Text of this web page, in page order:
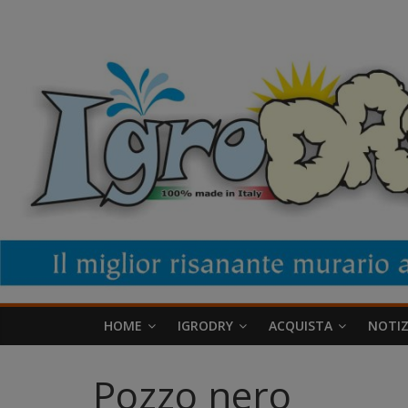
miglior
risanante
per
muri
umidi
attualmente
commercio
HOME IGRODRY ACQUISTA
Pozzo nero